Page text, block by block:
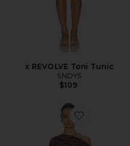
x REVOLVE Toni Tunic
SNDYS
$109
Favorite